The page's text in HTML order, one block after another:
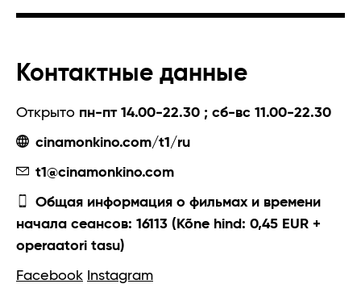
Контактные данные
Открыто пн-пт 14.00-22.30 ; сб-вс 11.00-22.30
cinamonkino.com/t1/ru
t1@cinamonkino.com
Общая информация о фильмах и времени
начала сеансов: 16113 (Kõne hind: 0,45 EUR +
operaatori tasu)
Facebook Instagram